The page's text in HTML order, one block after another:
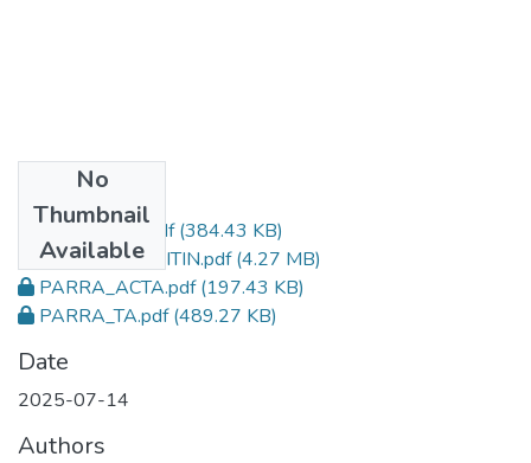
No
Thumbnail
Available
PARRA_TESIS.pdf(384.43 KB)
PARRA_TURNITIN.pdf(4.27 MB)
PARRA_ACTA.pdf(197.43 KB)
PARRA_TA.pdf(489.27 KB)
Date
2025-07-14
Authors